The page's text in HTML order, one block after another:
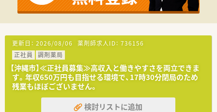
【法人特徴について】
■地域の薬剤師の学術水準向上や薬学生の実務実習を担う教育
機関でもあります。
共同利用が可能な無菌調剤室の設置など先進的な取り組みをし
ています。 ■会館内には最新の研修センターが設置されており、
薬剤師の倫理観と専門性を高めるための進歩発展を目的とした
法人組織です。
【求人情報について】
■年収は450万円から最大600万円の提示が可能であり、これま
での調剤経験やスキルを最大限に考慮して給与額を決定しま
更新日： 2026/08/06 薬剤師求人ID： 736156
正社員
調剤薬局
【沖縄市】≪正社員募集≫高収入と働きやすさを両立できま
す。年収650万円も目指せる環境で、17時30分閉局のため
残業もほぼございません。
検討リストに追加